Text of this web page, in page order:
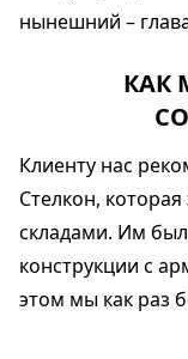
нынешний –
КАК
Клиенту нас
Стелкон,
складами. Им
конструкции с
этом мы как раз